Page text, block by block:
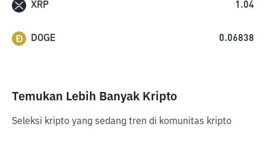
XRP 1.04
DOGE 0.06838
Temukan Lebih Banyak Kripto
Seleksi kripto yang sedang tren di komunitas kripto